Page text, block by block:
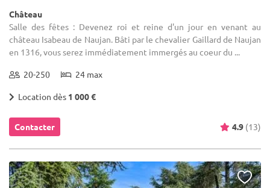
Château
Salle des fêtes : Devenez roi et reine d'un jour en venant au
château Isabeau de Naujan. Bâti par le chevalier Gaillard de Naujan
en 1316, vous serez immédiatement immergés au coeur du ...
20-250 24 max
Location dès 1 000 €
Contacter 4.9 (13)